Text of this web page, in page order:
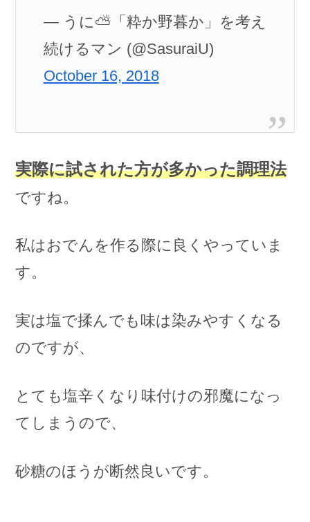
— うに⛅「粋か野暮か」を考え
続けるマン (@SasuraiU)
October 16, 2018
実際に試された方が多かった調理法
ですね。
私はおでんを作る際に良くやっていま
す。
実は塩で揉んでも味は染みやすくなる
のですが、
とても塩辛くなり味付けの邪魔になっ
てしまうので、
砂糖のほうが断然良いです。